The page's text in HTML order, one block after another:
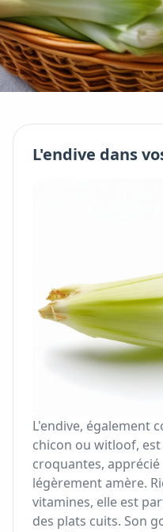
L'endive dans
L'endive, également
chicon ou witloof,
croquantes,
légèrement amère.
vitamines, elle est
des plats cuits. Son